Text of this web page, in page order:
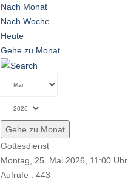
Nach Monat
Nach Woche
Heute
Gehe zu Monat
Gehe zu Monat
Gottesdienst
Montag, 25. Mai 2026, 11:00 Uhr
Aufrufe : 443